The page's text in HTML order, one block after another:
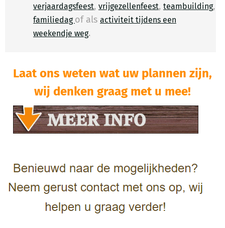
verjaardagsfeest, vrijgezellenfeest, teambuilding,
familiedag of als activiteit tijdens een
weekendje weg.
Laat ons weten wat uw plannen zijn,
wij denken graag met u mee!​